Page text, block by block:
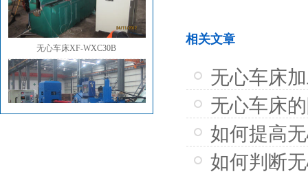
无心车床XF-WXC30B
相关文章
无心车床
无心车床
如何提高
如何判断